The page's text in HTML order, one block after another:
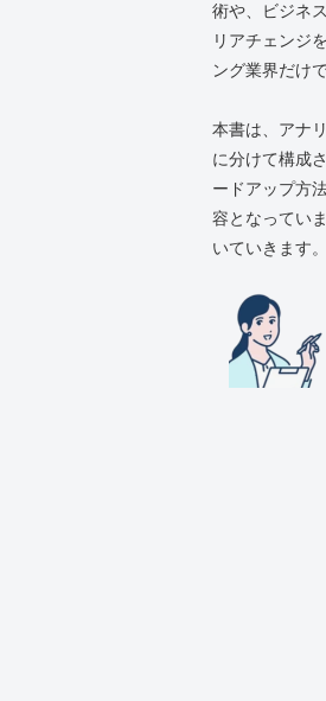
術や、ビジネ
リアチェンジ
ング業界だけ
本書は、アナ
に分けて構成
ードアップ方
容となってい
いていきます。